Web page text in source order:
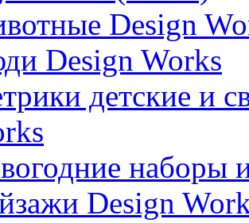
Design
Design Works
детские и
наборы
Design